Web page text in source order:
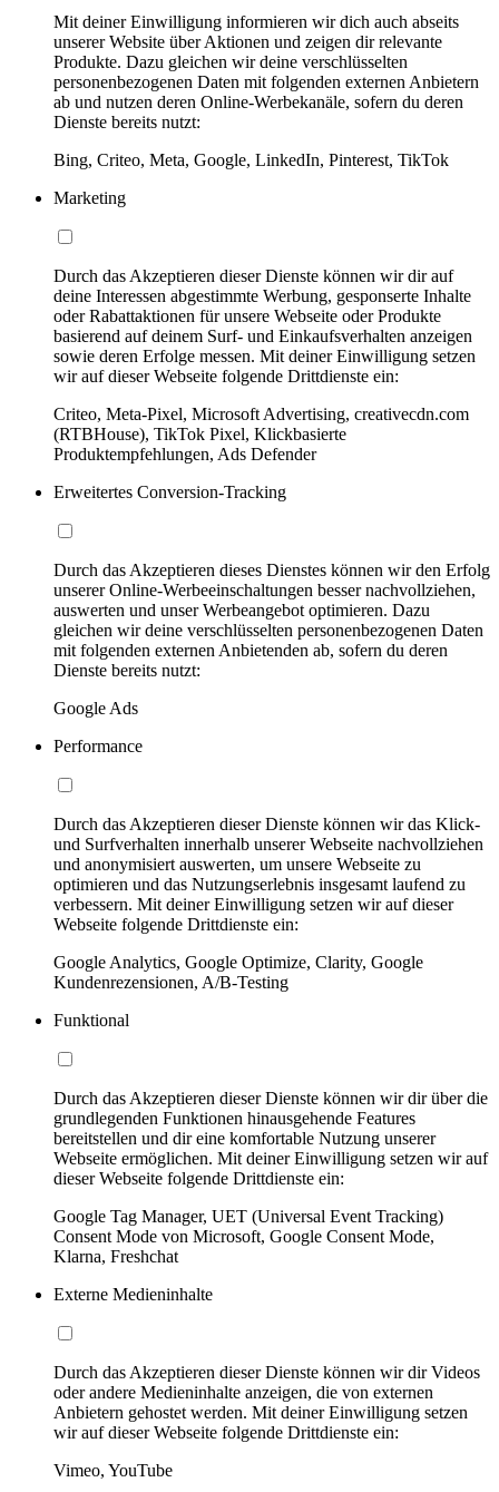
Mit deiner Einwilligung informieren wir dich auch abseits
unserer Website über Aktionen und zeigen dir relevante
Produkte. Dazu gleichen wir deine verschlüsselten
personenbezogenen Daten mit folgenden externen Anbietern
ab und nutzen deren Online-Werbekanäle, sofern du deren
Dienste bereits nutzt:
Bing, Criteo, Meta, Google, LinkedIn, Pinterest, TikTok
Marketing
Durch das Akzeptieren dieser Dienste können wir dir auf
deine Interessen abgestimmte Werbung, gesponserte Inhalte
oder Rabattaktionen für unsere Webseite oder Produkte
basierend auf deinem Surf- und Einkaufsverhalten anzeigen
sowie deren Erfolge messen. Mit deiner Einwilligung setzen
wir auf dieser Webseite folgende Drittdienste ein:
Criteo, Meta-Pixel, Microsoft Advertising, creativecdn.com
(RTBHouse), TikTok Pixel, Klickbasierte
Produktempfehlungen, Ads Defender
Erweitertes Conversion-Tracking
Durch das Akzeptieren dieses Dienstes können wir den Erfolg
unserer Online-Werbeeinschaltungen besser nachvollziehen,
auswerten und unser Werbeangebot optimieren. Dazu
gleichen wir deine verschlüsselten personenbezogenen Daten
mit folgenden externen Anbietenden ab, sofern du deren
Dienste bereits nutzt:
Google Ads
Performance
Durch das Akzeptieren dieser Dienste können wir das Klick-
und Surfverhalten innerhalb unserer Webseite nachvollziehen
und anonymisiert auswerten, um unsere Webseite zu
optimieren und das Nutzungserlebnis insgesamt laufend zu
verbessern. Mit deiner Einwilligung setzen wir auf dieser
Webseite folgende Drittdienste ein:
Google Analytics, Google Optimize, Clarity, Google
Kundenrezensionen, A/B-Testing
Funktional
Durch das Akzeptieren dieser Dienste können wir dir über die
grundlegenden Funktionen hinausgehende Features
bereitstellen und dir eine komfortable Nutzung unserer
Webseite ermöglichen. Mit deiner Einwilligung setzen wir auf
dieser Webseite folgende Drittdienste ein:
Google Tag Manager, UET (Universal Event Tracking)
Consent Mode von Microsoft, Google Consent Mode,
Klarna, Freshchat
Externe Medieninhalte
Durch das Akzeptieren dieser Dienste können wir dir Videos
oder andere Medieninhalte anzeigen, die von externen
Anbietern gehostet werden. Mit deiner Einwilligung setzen
wir auf dieser Webseite folgende Drittdienste ein:
Vimeo, YouTube